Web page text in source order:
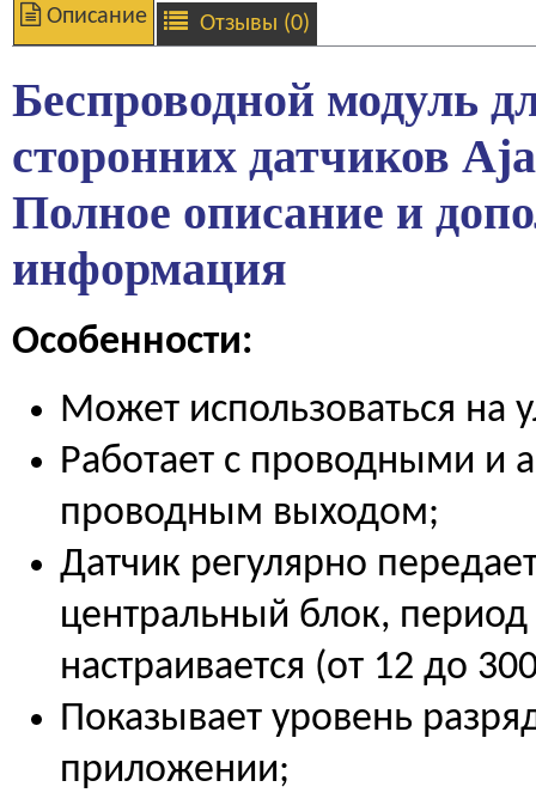
Описание Отзывы (0)
Беспроводной модуль
сторонних датчиков
Полное описание и
информация
Особенности:
Может использоваться на
Работает с проводными и
проводным выходом;
Датчик регулярно
центральный блок, период
настраивается (от 12 до
Показывает уровень
приложении;